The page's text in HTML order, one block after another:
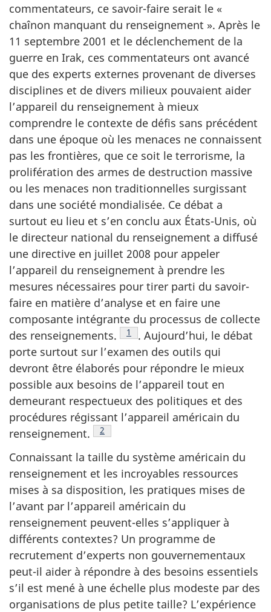
commentateurs, ce savoir-faire serait le «
chaînon manquant du renseignement ». Après le
11 septembre 2001 et le déclenchement de la
guerre en Irak, ces commentateurs ont avancé
que des experts externes provenant de diverses
disciplines et de divers milieux pouvaient aider
l’appareil du renseignement à mieux
comprendre le contexte de défis sans précédent
dans une époque où les menaces ne connaissent
pas les frontières, que ce soit le terrorisme, la
prolifération des armes de destruction massive
ou les menaces non traditionnelles surgissant
dans une société mondialisée. Ce débat a
surtout eu lieu et s’en conclu aux États-Unis, où
le directeur national du renseignement a diffusé
une directive en juillet 2008 pour appeler
l’appareil du renseignement à prendre les
mesures nécessaires pour tirer parti du savoir-
faire en matière d’analyse et en faire une
composante intégrante du processus de collecte
des renseignements.
Note de bas de page
1
. Aujourd’hui, le débat
porte surtout sur l’examen des outils qui
devront être élaborés pour répondre le mieux
possible aux besoins de l’appareil tout en
demeurant respectueux des politiques et des
procédures régissant l’appareil américain du
renseignement.
Note de bas de page
2
Connaissant la taille du système américain du
renseignement et les incroyables ressources
mises à sa disposition, les pratiques mises de
l’avant par l’appareil américain du
renseignement peuvent-elles s’appliquer à
différents contextes? Un programme de
recrutement d’experts non gouvernementaux
peut-il aider à répondre à des besoins essentiels
s’il est mené à une échelle plus modeste par des
organisations de plus petite taille? L’expérience